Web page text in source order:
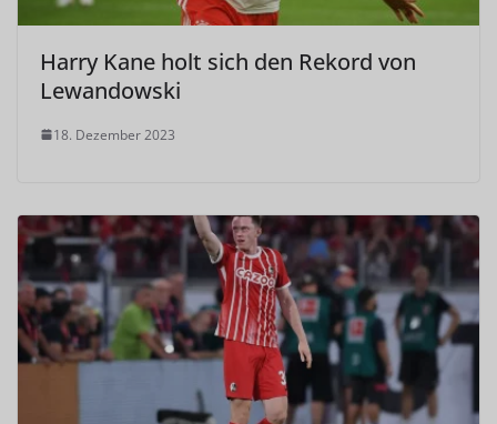
Harry Kane holt sich den Rekord von
Lewandowski
18. Dezember 2023